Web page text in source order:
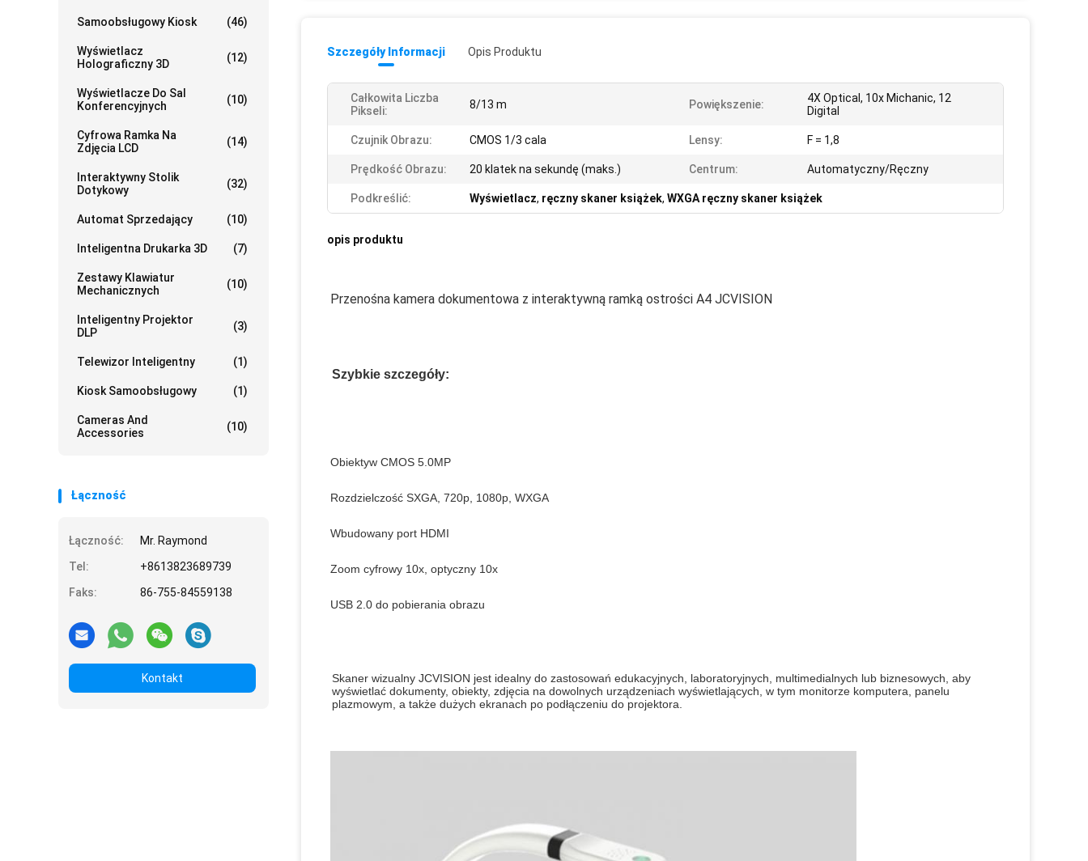
Samoobsługowy Kiosk (46)
Wyświetlacz
Holograficzny 3D
(12)
Wyświetlacze Do Sal
Konferencyjnych
(10)
Cyfrowa Ramka Na
Zdjęcia LCD
(14)
Interaktywny Stolik
Dotykowy
(32)
Automat Sprzedający (10)
Inteligentna Drukarka 3D (7)
Zestawy Klawiatur
Mechanicznych
(10)
Inteligentny Projektor
DLP
(3)
Telewizor Inteligentny (1)
Kiosk Samoobsługowy (1)
Cameras And
Accessories
(10)
Łączność
Łączność:
Mr. Raymond
Tel:
+8613823689739
Faks:
86-755-84559138
Kontakt
Szczegóły Informacji Opis Produktu
Całkowita Liczba
Pikseli:
8/13 m Powiększenie:
4X Optical, 10x Michanic, 12
Digital
Czujnik Obrazu: CMOS 1/3 cala Lensy: F = 1,8
Prędkość Obrazu: 20 klatek na sekundę (maks.) Centrum: Automatyczny/Ręczny
Podkreślić: Wyświetlacz, ręczny skaner książek, WXGA ręczny skaner książek
opis produktu
Przenośna kamera dokumentowa z interaktywną ramką ostrości A4 JCVISION
Szybkie szczegóły:
Obiektyw CMOS 5.0MP
Rozdzielczość SXGA, 720p, 1080p, WXGA
Wbudowany port HDMI
Zoom cyfrowy 10x, optyczny 10x
USB 2.0 do pobierania obrazu
Skaner wizualny JCVISION jest idealny do zastosowań edukacyjnych, laboratoryjnych, multimedialnych lub biznesowych, aby
wyświetlać dokumenty, obiekty, zdjęcia na dowolnych urządzeniach wyświetlających, w tym monitorze komputera, panelu
plazmowym, a także dużych ekranach po podłączeniu do projektora.